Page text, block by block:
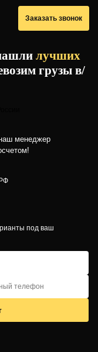
Заказать звонок
лучших
грузы в/
менеджер
под ваш
поэтому
проверьте,
логисты не